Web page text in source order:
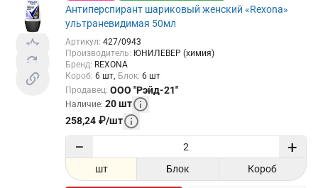
Антиперспирант шариковый женский «Rexona»
ультраневидимая 50мл
Артикул: 427/0943
Производитель: ЮНИЛЕВЕР (химия)
Бренд: REXONA
Короб: 6 шт Блок: 6 шт
Продавец: ООО "Рэйд-21"
Наличие: 20шт
258,24 ₽/шт
− +
шт Блок Короб